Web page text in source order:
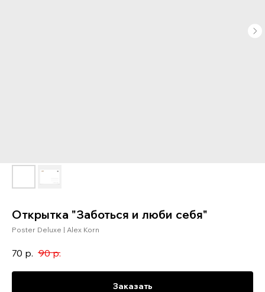
Открытка "Заботься и люби себя"
Poster Deluxe | Alex Korn
70 р. 90 р.
Заказать